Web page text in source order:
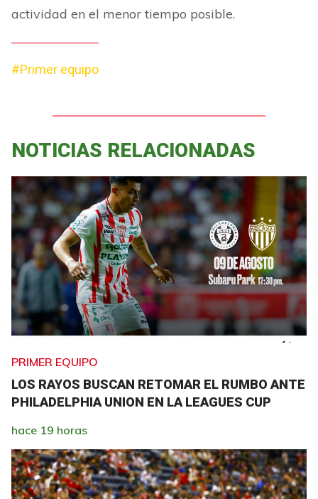
actividad en el menor tiempo posible.
#Primer equipo
NOTICIAS RELACIONADAS
PRIMER EQUIPO
LOS RAYOS BUSCAN RETOMAR EL RUMBO ANTE
PHILADELPHIA UNION EN LA LEAGUES CUP
hace 19 horas